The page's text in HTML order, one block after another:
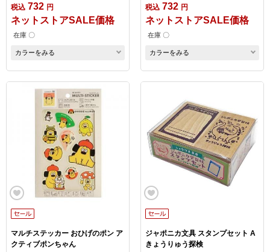
税込 732 円
ネットストアSALE価格
在庫 〇
カラーをみる
税込 732 円
ネットストアSALE価格
在庫 〇
カラーをみる
マルチステッカー おひげのポン ア
クティブポンちゃん
ジャポニカ文具 スタンプセット A
きょうりゅう探検